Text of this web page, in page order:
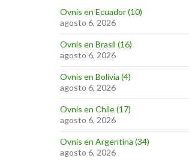
Ovnis en Ecuador (10)
agosto 6, 2026
Ovnis en Brasil (16)
agosto 6, 2026
Ovnis en Bolivia (4)
agosto 6, 2026
Ovnis en Chile (17)
agosto 6, 2026
Ovnis en Argentina (34)
agosto 6, 2026